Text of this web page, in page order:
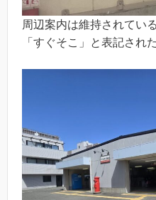
周辺案内は維持されてい
「すぐそこ」と表記され